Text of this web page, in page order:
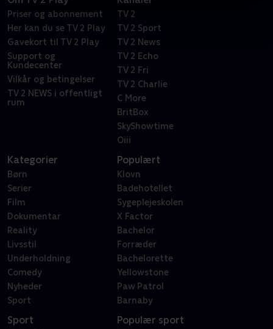
Priser og abonnement
Her kan du se TV 2 Play
Gavekort til TV 2 Play
Support og
Kundecenter
Vilkår og betingelser
TV 2 NEWS i offentligt
rum
TV 2
TV 2 Sport
TV 2 News
TV 2 Echo
TV 2 Fri
TV 2 Charlie
C More
BritBox
SkyShowtime
Oiii
Kategorier
Børn
Serier
Film
Dokumentar
Reality
Livsstil
Underholdning
Comedy
Nyheder
Sport
Populært
Klovn
Badehotellet
Sygeplejeskolen
X Factor
Bachelor
Forræder
Bachelorette
Yellowstone
Paw Patrol
Barnaby
Sport Populær sport